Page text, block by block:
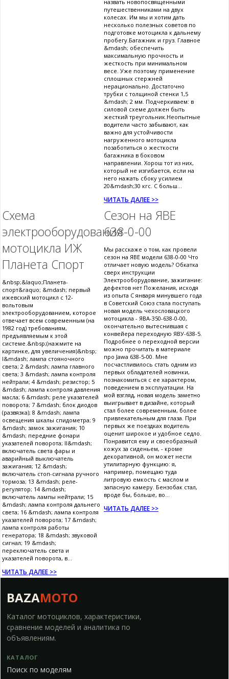
назвать новопосвященными
путешественниками на двух
колесах. Им мы и хотим дать
несколько полезных советов по
подготовке мотоцикла к дальнему
пробегу.Багажник и груз. Главное
&mdash; обеспечить
максимальную прочность и
жесткость при минимальном
весе. Уже поэтому применение
сплошных стержней
нерационально. Достаточно
трубки с толщиной стенки 1,5
&mdash; 2 мм. Подчеркиваем: в
силовой схеме должен быть
жесткий треугольник.Неопытные
водители часто забывают, как
важно для устойчивости
нагруженного мотоцикла
позаботиться о жесткости
багажника в боковом
направлении. Хорош тот из них,
который не изгибается, если на
него нажать сбоку усилием
20&mdash;30 кгс. С больш...
ЧИТАТЬ ДАЛЕЕ >>
Схема
электрооборудования
мотоцикла ИЖ
Планета Спорт
&nbsp;&laquo;Планета-
спорт&raquo; &mdash; первый
ижевский мотоцикл с 12-
вольтовым
электрооборудованием, которое
отвечает всем современным (на
1982 год) требованиям,
предъявляемым к этой
системе.&nbsp;(нажмите на
картинке, для увеличения)&nbsp;
I&mdash; лампа стояночного
света; 2 &mdash; лампа главного
света; 3 &mdash; лампа контроля
нейтрали; 4 &mdash; резистор; 5
&mdash; лампа контроля давления
масла; 6 &mdash; реле указателей
поворота; 7 &mdash; блок диодов
(развязка); 8 &mdash; лампа
освещения шкалы спидометра; 9
&mdash; замок зажигания; 10
&mdash; передние фонари
указателей поворота; II&mdash;
включатель света фары и
аварийный выключатель
зажигания; 12 &mdash;
включатель стоп-сигнала ручного
тормоза; 13 &mdash; реле-
регулятор; 14 &mdash;
включатель лампы нейтрали; 15
&mdash; лампа контроля дальнего
света; 16 &mdash; лампа контроля
указателей поворота; 17 &mdash;
лампа контроля работы
генератора; 18 &mdash; звуковой
сигнал; 19 &mdash;
переключатель света и
указателей поворота, в...
ЧИТАТЬ ДАЛЕЕ >>
Сезон на ЯВЕ
638-0-00
Мы расскаже о том, как провели
сезон на ЯВЕ модели 638-0-00 Что
отличает новую модель? Обкатка
сверх инструкции
Электрооборудование, зажигание:
дефектов нет Пожелания, исходя
из опыта С января минувшего года
в Советский Союз стала поступать
новая модель чехословацкого
мотоцикла - ЯВА-350-638-0-00,
окончательно вытеснившая с
конвейера переходную ЯВУ-638-5.
Подробнее о переходной версии
можно прочитать в материале
про Jawa 638-5-00. Мне
посчастливилось стать одним из
первых обладателей новинки,
познакомиться с ее характером,
поведением в эксплуатации. На
мой взгляд, новая модель заметно
выигрывает в дизайне, который
стал более современным, более
привлекательным для глаза. При
первых же поездках водитель
оценит широкое и удобное седло.
Понравится ему и своеобразный
кожух за сиденьем, - кроме
декоративной, он может нести
утилитарную функцию: я,
например, помещаю туда
литровую емкость с маслом и
запасную камеру. Бензобак стал,
вроде бы, больше, во...
ЧИТАТЬ ДАЛЕЕ >>
BAZAMOTO
Каталог мотоциклов, характеристики,
сравнение моделей и аналитика по
объявлениям.
КАТАЛОГ
Поиск по моделям